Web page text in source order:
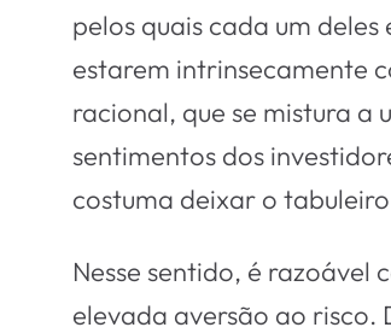
pelos quais cada um
estarem intrinsecamente
racional, que se mistura a
sentimentos dos
costuma deixar o
Nesse sentido, é razoável
elevada aversão ao risco.